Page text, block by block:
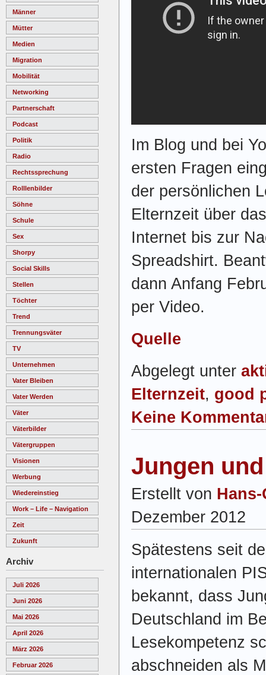
Männer
Mütter
Medien
Migration
Mobilität
Networking
Partnerschaft
Podcast
Politik
Radio
Rechtssprechung
Rolllenbilder
Söhne
Schule
Sex
Shorpy
Social Skills
Stellen
Töchter
Trend
Trennungsväter
TV
Unternehmen
Vater Bleiben
Vater Werden
Väter
Väterbilder
Vätergruppen
Visionen
Werbung
Wiedereinstieg
Work – Life – Navigation
Zeit
Zukunft
Archiv
Juli 2026
Juni 2026
Mai 2026
April 2026
März 2026
Februar 2026
Im Blog und bei
ersten Fragen
der persönlichen
Elternzeit über
Internet bis zur
Spreadshirt.
dann Anfang
per Video.
Quelle
Abgelegt unter
Elternzeit, good
Keine
Jungen
Erstellt von
Dezember 2012
Spätestens seit
internationalen
bekannt, dass
Deutschland im
Lesekompetenz
abschneiden als